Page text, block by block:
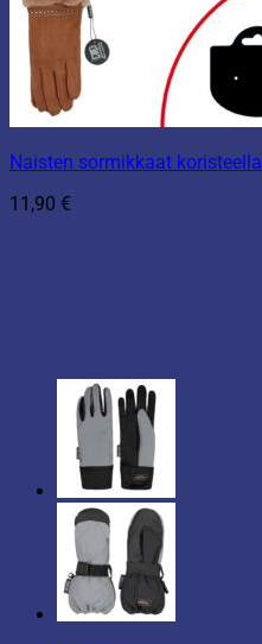
Naisten sormikkaat koristeella
11,90 €